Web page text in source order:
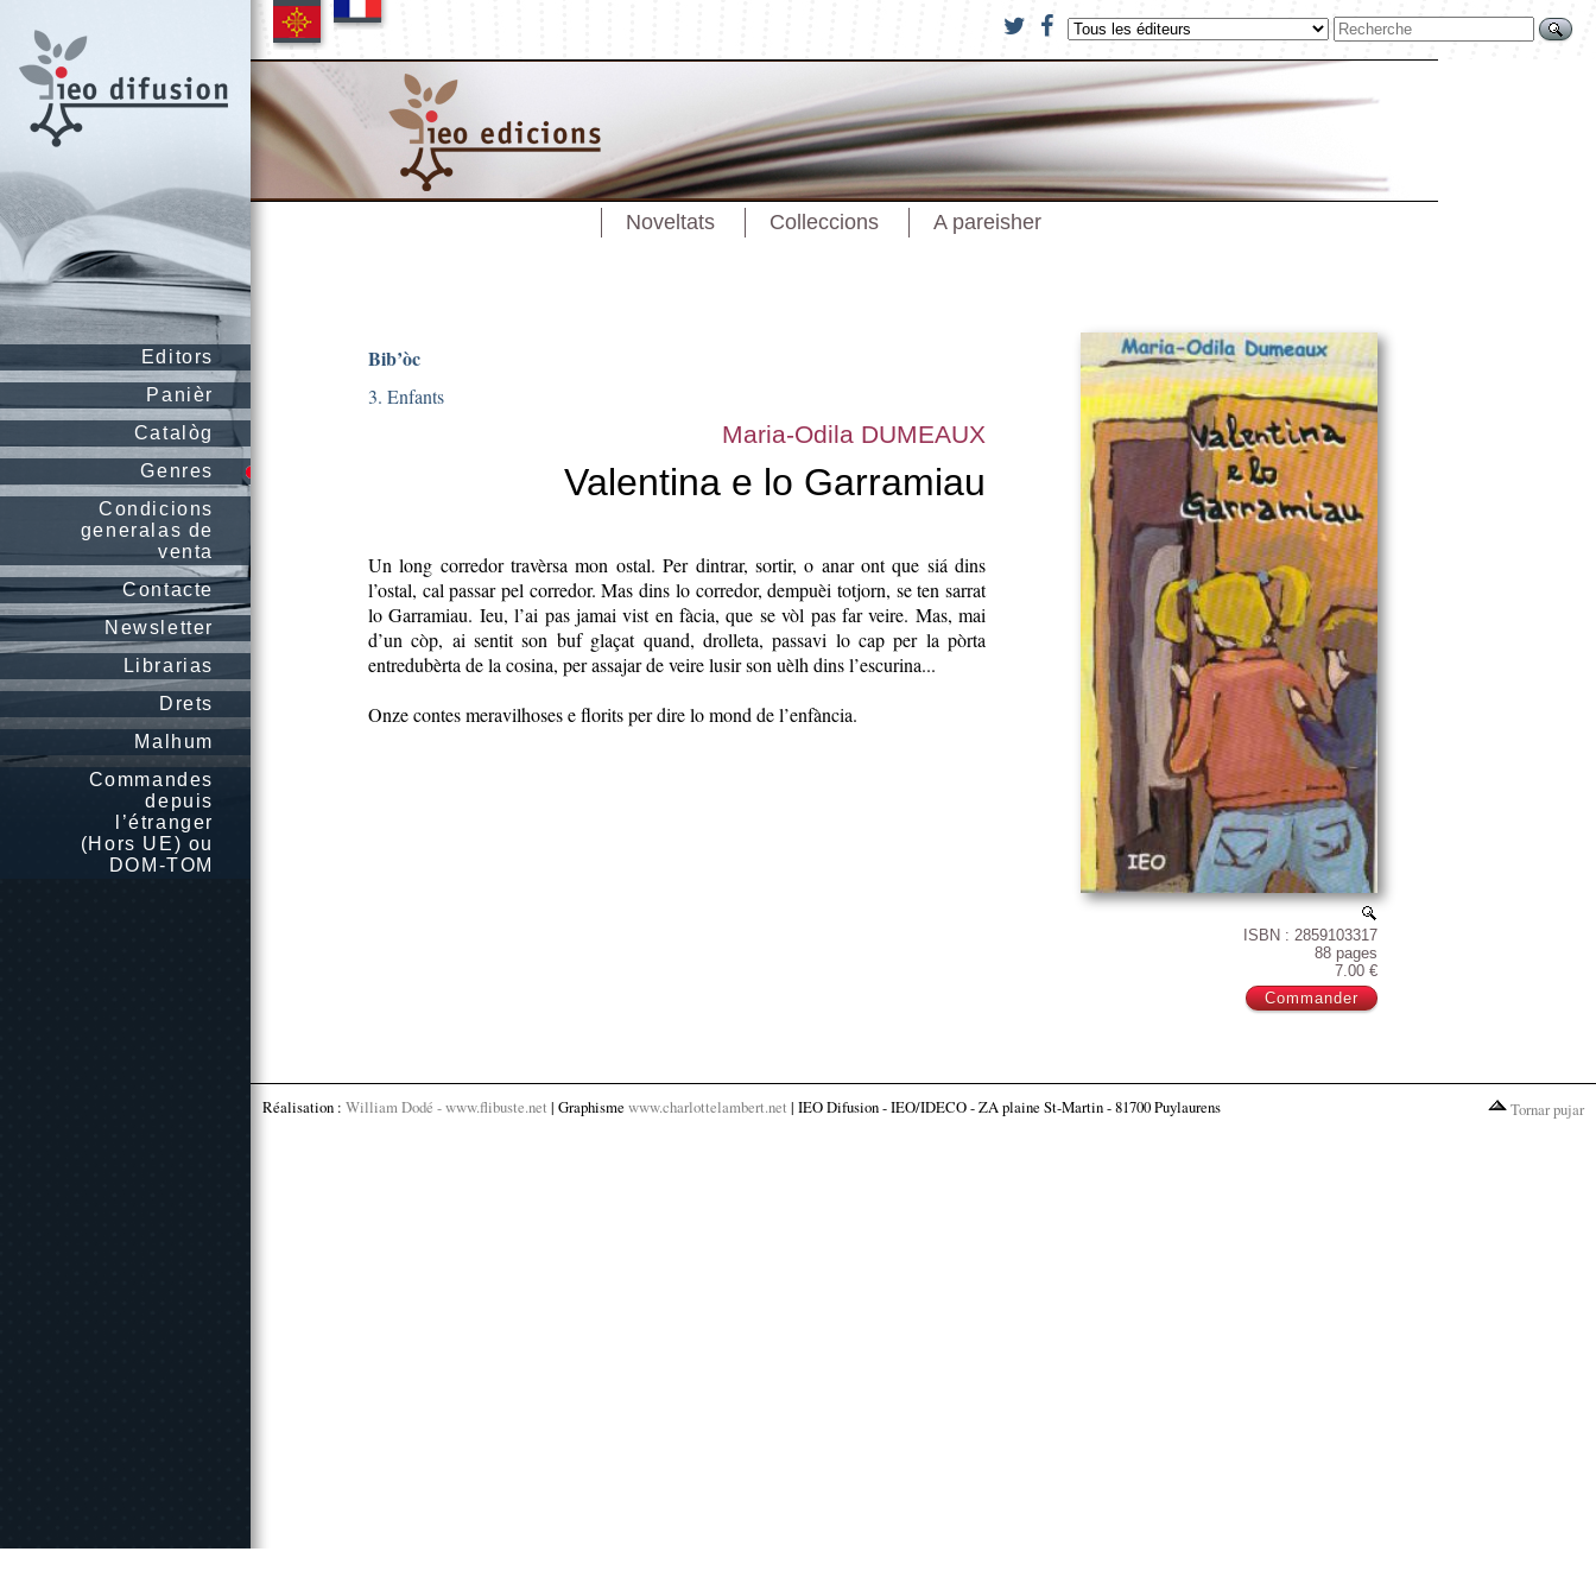
Editors
Panièr
Catalòg
Genres
Condicions
generalas de
venta
Contacte
Newsletter
Librarias
Drets
Malhum
Commandes
depuis
l’étranger
(Hors UE) ou
DOM-TOM
Noveltats Colleccions A pareisher
ISBN : 2859103317
88 pages
7.00 €
Bib’òc
3. Enfants
Maria-Odila DUMEAUX
Valentina e lo Garramiau
Un long corredor travèrsa mon ostal. Per dintrar, sortir, o anar ont que siá dins
l’ostal, cal passar pel corredor. Mas dins lo corredor, dempuèi totjorn, se ten sarrat
lo Garramiau. Ieu, l’ai pas jamai vist en fàcia, que se vòl pas far veire. Mas, mai
d’un còp, ai sentit son buf glaçat quand, drolleta, passavi lo cap per la pòrta
entredubèrta de la cosina, per assajar de veire lusir son uèlh dins l’escurina...
Onze contes meravilhoses e florits per dire lo mond de l’enfància.
Réalisation : William Dodé - www.flibuste.net | Graphisme www.charlottelambert.net | IEO Difusion - IEO/IDECO - ZA plaine St-Martin - 81700 Puylaurens Tornar pujar